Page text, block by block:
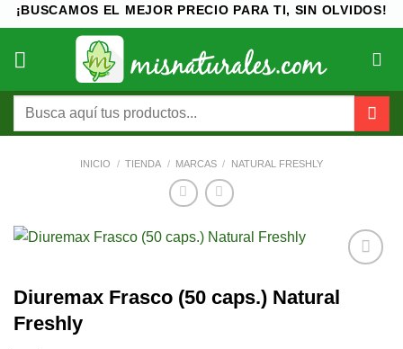
Saltar
al
contenido
¡BUSCAMOS EL MEJOR PRECIO PARA TI, SIN OLVIDOS!
Buscar
INICIO / TIENDA / MARCAS / NATURAL FRESHLY
Diuremax Frasco (50 caps.) Natural
Freshly